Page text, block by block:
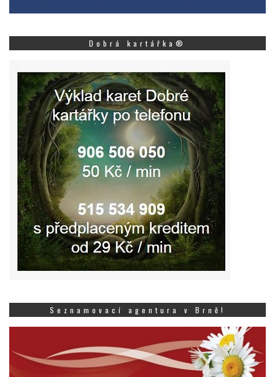
Dobrá kartářka®
Seznamovací agentura v Brně!